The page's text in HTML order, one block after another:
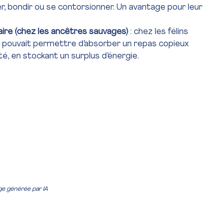
bondir ou se contorsionner. Un avantage pour leur
(chez les ancêtres sauvages) : chez les félins
pouvait permettre d’absorber un repas copieux
en stockant un surplus d’énergie.
générée par IA